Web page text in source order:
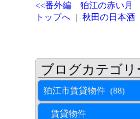
<<番外編 狛江の赤い月
トップへ | 秋田の日本酒
狛江市賃貸物件 (88)
賃貸物件